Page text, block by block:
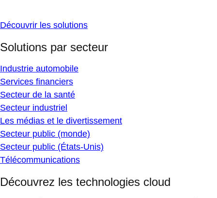
Découvrir les solutions
Solutions par secteur
Industrie automobile
Services financiers
Secteur de la santé
Secteur industriel
Les médias et le divertissement
Secteur public (monde)
Secteur public (États-Unis)
Télécommunications
Découvrez les technologies cloud